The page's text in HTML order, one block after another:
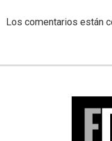
Los comentarios están